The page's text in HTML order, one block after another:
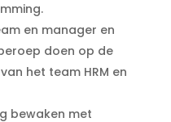
en manager en
doen op de
het team HRM en
bewaken met